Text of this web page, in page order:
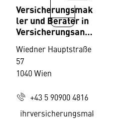
Versicherungsmak
ler und Berater in
Versicherungsang
Fachverband
Wiedner Hauptstraße
57
1040 Wien
+43 5 90900 4816
ihrversicherungsmakler@wko.at